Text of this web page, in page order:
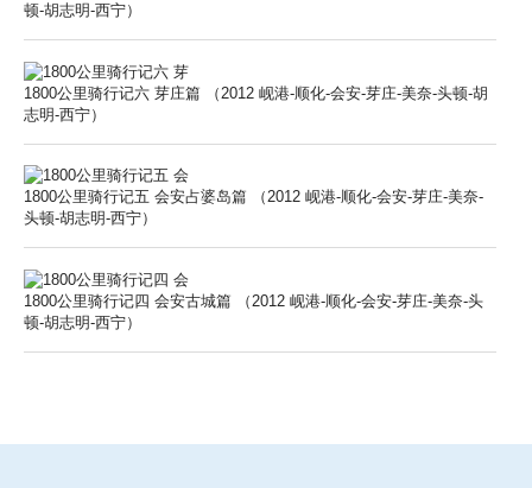
顿-胡志明-西宁）
1800公里骑行记六 芽庄篇 （2012 岘港-顺化-会安-芽庄-美奈-头顿-胡
志明-西宁）
1800公里骑行记五 会安占婆岛篇 （2012 岘港-顺化-会安-芽庄-美奈-
头顿-胡志明-西宁）
1800公里骑行记四 会安古城篇 （2012 岘港-顺化-会安-芽庄-美奈-头
顿-胡志明-西宁）